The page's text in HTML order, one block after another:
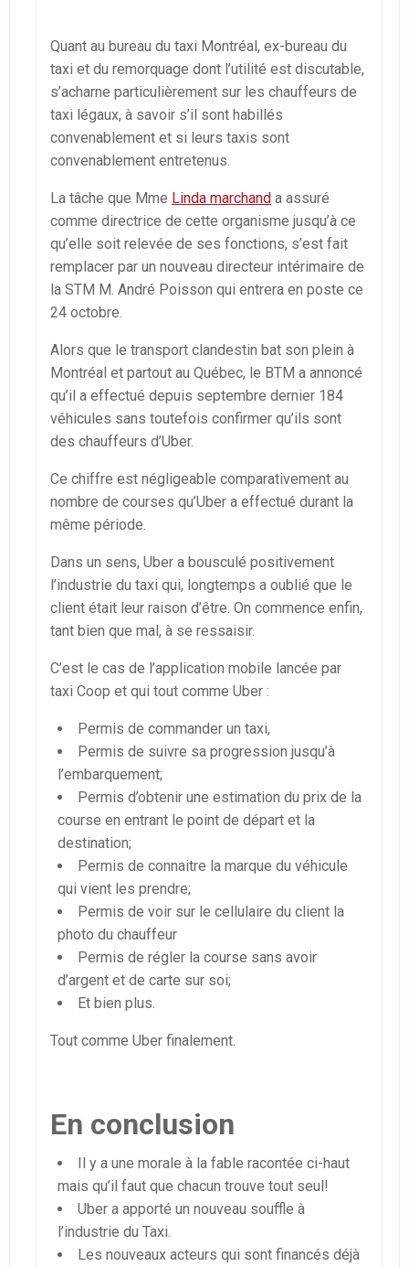
Quant au bureau du taxi Montréal, ex-bureau du
taxi et du remorquage dont l’utilité est discutable,
s’acharne particulièrement sur les chauffeurs de
taxi légaux, à savoir s’il sont habillés
convenablement et si leurs taxis sont
convenablement entretenus.
La tâche que Mme Linda marchand a assuré
comme directrice de cette organisme jusqu’à ce
qu’elle soit relevée de ses fonctions, s’est fait
remplacer par un nouveau directeur intérimaire de
la STM M. André Poisson qui entrera en poste ce
24 octobre.
Alors que le transport clandestin bat son plein à
Montréal et partout au Québec, le BTM a annoncé
qu’il a effectué depuis septembre dernier 184
véhicules sans toutefois confirmer qu’ils sont
des chauffeurs d’Uber.
Ce chiffre est négligeable comparativement au
nombre de courses qu’Uber a effectué durant la
même période.
Dans un sens, Uber a bousculé positivement
l’industrie du taxi qui, longtemps a oublié que le
client était leur raison d’être. On commence enfin,
tant bien que mal, à se ressaisir.
C’est le cas de l’application mobile lancée par
taxi Coop et qui tout comme Uber :
Permis de commander un taxi,
Permis de suivre sa progression jusqu’à
l’embarquement;
Permis d’obtenir une estimation du prix de la
course en entrant le point de départ et la
destination;
Permis de connaitre la marque du véhicule
qui vient les prendre;
Permis de voir sur le cellulaire du client la
photo du chauffeur
Permis de régler la course sans avoir
d’argent et de carte sur soi;
Et bien plus.
Tout comme Uber finalement.
En conclusion
Il y a une morale à la fable racontée ci-haut
mais qu’il faut que chacun trouve tout seul!
Uber a apporté un nouveau souffle à
l’industrie du Taxi.
Les nouveaux acteurs qui sont financés déjà